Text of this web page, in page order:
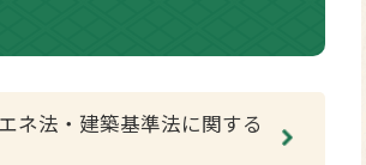
ネ法・建築基準法に関する